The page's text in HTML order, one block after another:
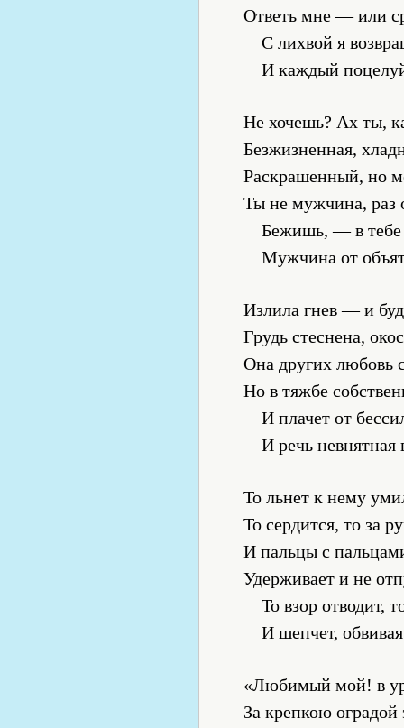
Ответь мне — или
С лихвой я
И каждый
Не хочешь? Ах ты,
Безжизненная,
Раскрашенный, но
Ты не мужчина, раз
Бежишь, — в тебе
Мужчина от
Излила гнев — и
Грудь стеснена,
Она других любовь
Но в тяжбе
И плачет от
И речь невнятная
То льнет к нему
То сердится, то за
И пальцы с
Удерживает и не
То взор отводит,
И шепчет,
«Любимый мой! в
За крепкою оградой